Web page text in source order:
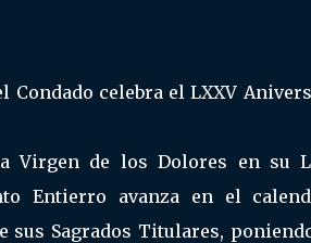
Condado celebra el LXXV
Virgen de los Dolores en su
Entierro avanza en el
sus Sagrados Titulares,